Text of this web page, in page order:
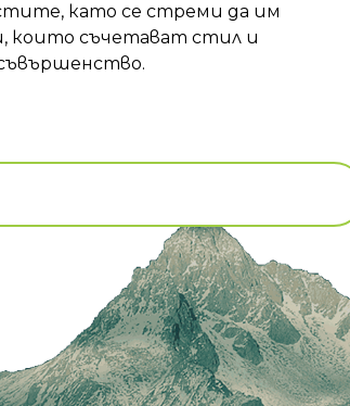
като се стреми да им
които съчетават стил и